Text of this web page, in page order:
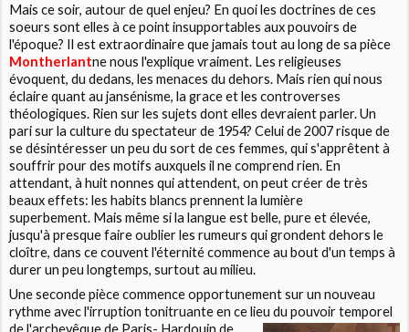
Mais ce soir, autour de quel enjeu? En quoi les doctrines de ces
soeurs sont elles à ce point insupportables aux pouvoirs de
l'époque? Il est extraordinaire que jamais tout au long de sa pièce
Montherlantne nous l'explique vraiment. Les religieuses
évoquent, du dedans, les menaces du dehors. Mais rien qui nous
éclaire quant au jansénisme, la grace et les controverses
théologiques. Rien sur les sujets dont elles devraient parler. Un
pari sur la culture du spectateur de 1954? Celui de 2007 risque de
se désintéresser un peu du sort de ces femmes, qui s'apprêtent à
souffrir pour des motifs auxquels il ne comprend rien. En
attendant, à huit nonnes qui attendent, on peut créer de très
beaux effets: les habits blancs prennent la lumière
superbement. Mais même si la langue est belle, pure et élevée,
jusqu'à presque faire oublier les rumeurs qui grondent dehors le
cloître, dans ce couvent l'éternité commence au bout d'un temps à
durer un peu longtemps, surtout au milieu.
Une seconde pièce commence opportunement sur un nouveau
rythme avec l'irruption tonitruante en ce lieu du pouvoir temporel
de l'archevêquede Paris- Hardouin de